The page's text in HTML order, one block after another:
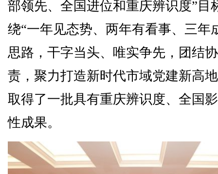
部领先、全国进位和重庆辨识度”目
绕“一年见态势、两年有看事、三年
思路，干字当头、唯实争先，团结
责，聚力打造新时代市域党建新高
取得了一批具有重庆辨识度、全国
性成果。